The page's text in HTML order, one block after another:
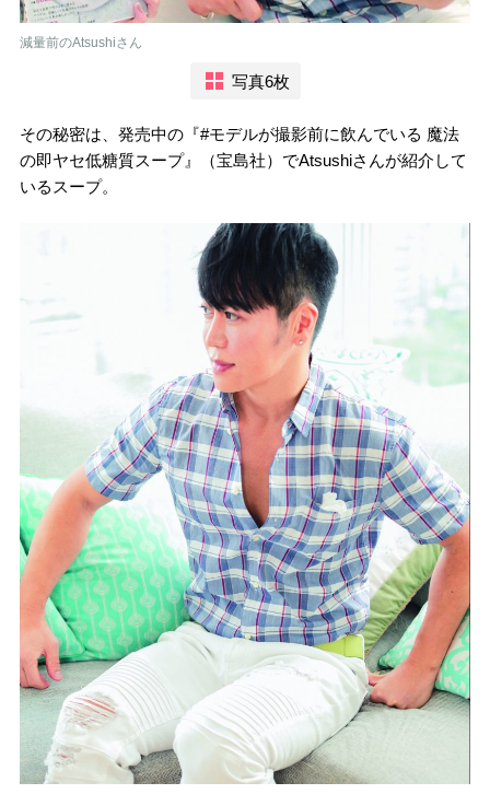
減量前のAtsushiさん
写真6枚
その秘密は、発売中の『#モデルが撮影前に飲んでいる 魔法
の即ヤセ低糖質スープ』（宝島社）でAtsushiさんが紹介して
いるスープ。